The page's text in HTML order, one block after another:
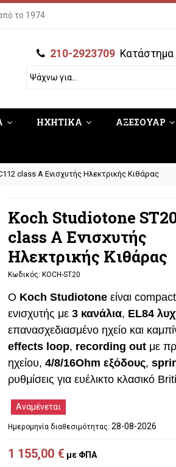
το 1974
210-2923709
ΗΧΗΤΙΚΑ ΑΞΕΣΟΥΑΡ
class A Ενισχυτής Ηλεκτρικής Κιθάρας
Koch Studiotone
class A Ενισχυτής
Ηλεκτρικής Κιθάρας
Κωδικός: KOCH-ST20
Ο Koch Studiotone είναι
ενισχυτής με3 κανάλια, EL84
επανασχεδιασμένο ηχείο και
effects loop, recording out με
ηχείου,4/8/16Ohm εξόδους,
ρυθμίσεις για ευέλικτο κλασικό
Αναμένεται
Ημερομηνία διαθεσιμότητας: 28-08-2026
1 155,00 € με ΦΠΑ